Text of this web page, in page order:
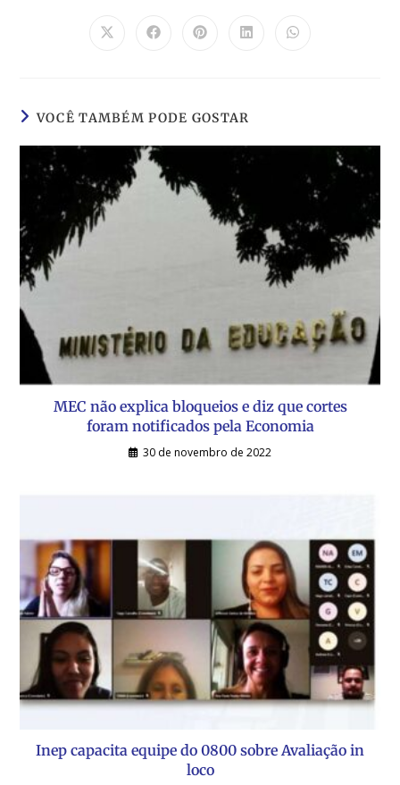
VOCÊ TAMBÉM PODE GOSTAR
MEC não explica bloqueios e diz que cortes
foram notificados pela Economia
30 de novembro de 2022
Inep capacita equipe do 0800 sobre Avaliação in
loco